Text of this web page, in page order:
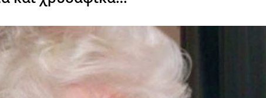
στο σπίτι της, την
χρήματα και χρυσαφικά…